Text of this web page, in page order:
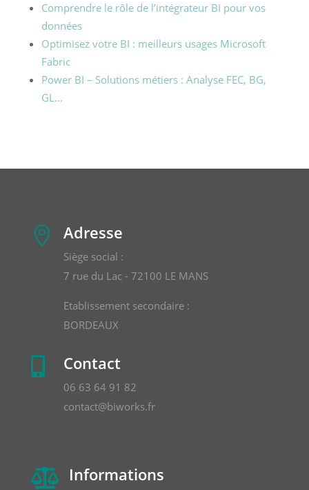
Comprendre le rôle de l’intégrateur BI pour vos
données
Optimisez votre BI : meilleurs usages Microsoft
Fabric
Power BI – Solutions métiers : Analyse FEC, BG,
GL…
 Adresse
Siège social :
7 rue du Lac - 72100 LE MANS
Etablissement secondaire :
BORDEAUX
 Contact
06 63 64 91 82
contact@biworks.fr
 Informations